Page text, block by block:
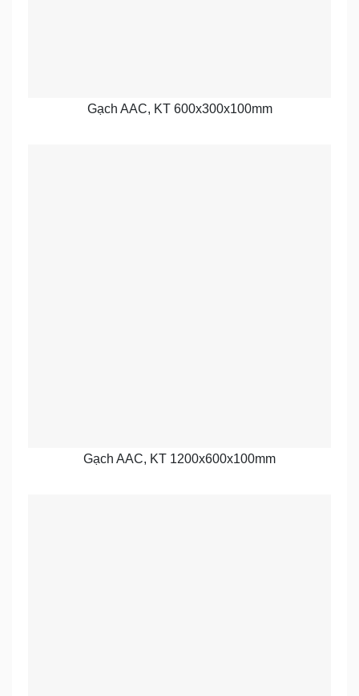
Gạch AAC, KT 600x300x100mm
Gạch AAC, KT 1200x600x100mm